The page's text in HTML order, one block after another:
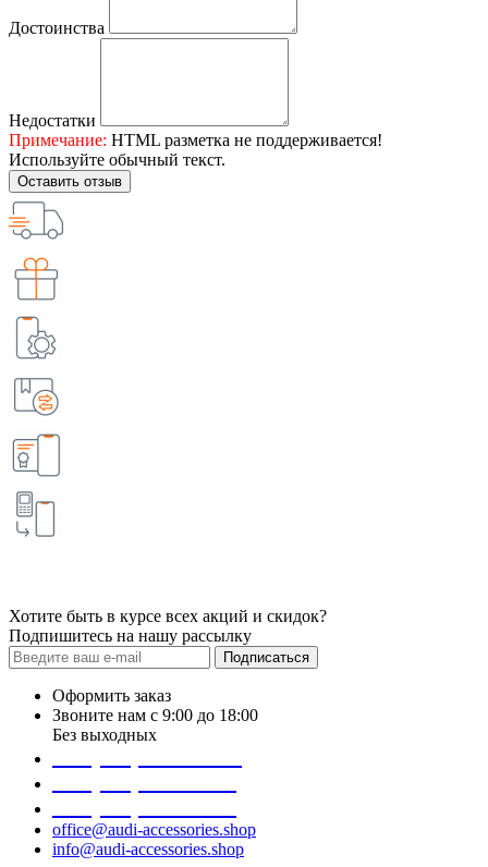
Достоинства
Недостатки
Примечание: HTML разметка не поддерживается!
Используйте обычный текст.
Оставить отзыв
Хотите быть в курсе всех акций и скидок?
Подпишитесь на нашу рассылку
Подписаться
Оформить заказ
Звоните нам с 9:00 до 18:00
Без выходных
office@audi-accessories.shop
info@audi-accessories.shop